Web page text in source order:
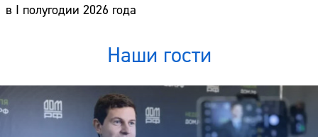
в I полугодии 2026 года
Наши гости